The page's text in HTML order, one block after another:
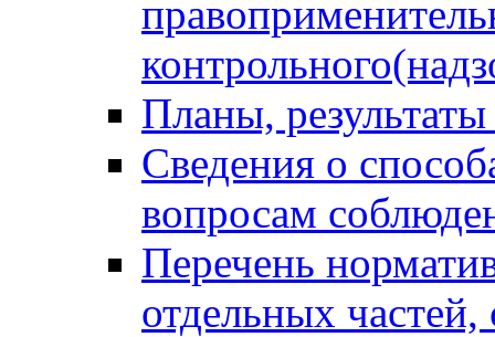
Планы,
Сведения о
вопросам
Перечень
отдельных